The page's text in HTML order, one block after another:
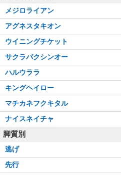
メジロライアン
アグネスタキオン
ウイニングチケット
サクラバクシンオー
ハルウララ
キングヘイロー
マチカネフクキタル
ナイスネイチャ
脚質別
逃げ
先行